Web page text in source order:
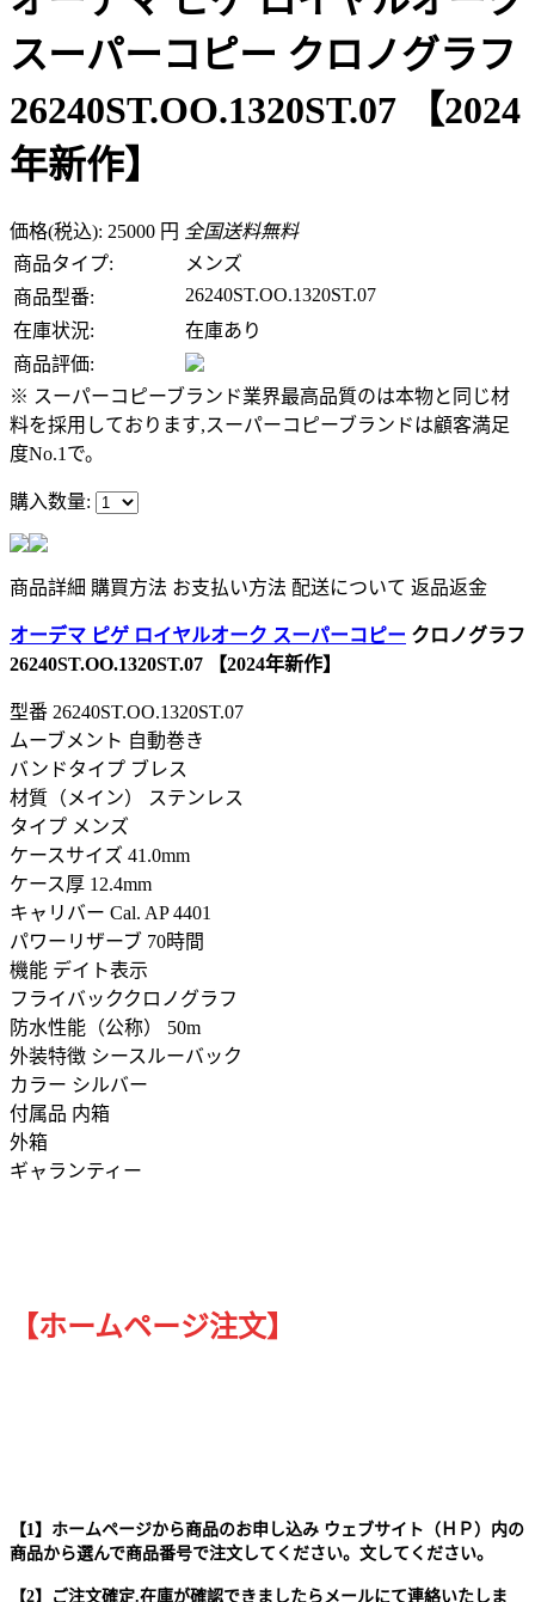
スーパーコピー クロノグラフ
26240ST.OO.1320ST.07 【2024
年新作】
価格(税込): 25000 円 全国送料無料
商品タイプ:
メンズ
商品型番:
26240ST.OO.1320ST.07
在庫状況:
在庫あり
商品評価:
※ スーパーコピーブランド業界最高品質のは本物と同じ材
料を採用しております,スーパーコピーブランドは顧客満足
度No.1で。
購入数量:
商品詳細 購買方法 お支払い方法 配送について 返品返金
オーデマ ピゲ ロイヤルオーク スーパーコピー クロノグラフ
26240ST.OO.1320ST.07 【2024年新作】
型番 26240ST.OO.1320ST.07
ムーブメント 自動巻き
バンドタイプ ブレス
材質（メイン） ステンレス
タイプ メンズ
ケースサイズ 41.0mm
ケース厚 12.4mm
キャリバー Cal. AP 4401
パワーリザーブ 70時間
機能 デイト表示
フライバッククロノグラフ
防水性能（公称） 50m
外装特徴 シースルーバック
カラー シルバー
付属品 内箱
外箱
ギャランティー
【ホームページ注文】
【1】ホームページから商品のお申し込み ウェブサイト（ＨＰ）内の
商品から選んで商品番号で注文してください。文してください。
【2】ご注文確定.在庫が確認できましたらメールにて連絡いたしま